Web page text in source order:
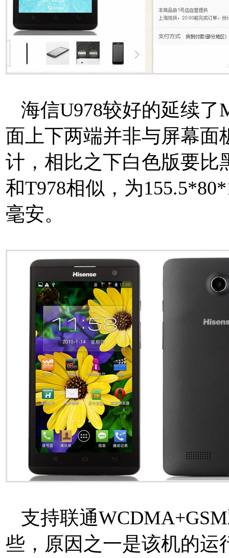
海信U978较好的延续了
面上下两端并非与屏幕面
计，相比之下白色版要比
和T978相似，为
毫安。
支持联通
些，原因之一是该机的运